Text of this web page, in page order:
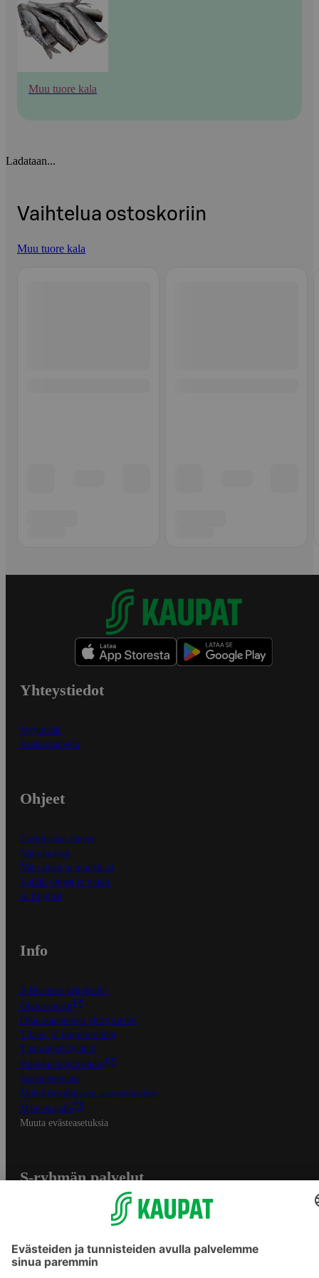
Muu tuore kala
Ladataan...
Vaihtelua ostoskoriin
Muu tuore kala
Yhteystiedot
Myymälät
Asiakaspalvelu
Ohjeet
Ensitilaajan ohjeet
Näin maksat
Näin tilaat ja muokkaat
Kaikki ohjeet ja vinkit
In English
Info
S-Business yrityksille
Oiva-raportit
Osuuskauppojen yhteystiedot
Tilaus- ja toimitusehdot
Tietosuojakäytäntö
Palvelun käyttöehdot
Saavutettavuus
Mobiilisovelluksen saavutettavuus
Mainostajalle
Muuta evästeasetuksia
S-ryhmän palvelut
Yhteishyvä Ruoka -sovellus
S-ostoslista -sovellus